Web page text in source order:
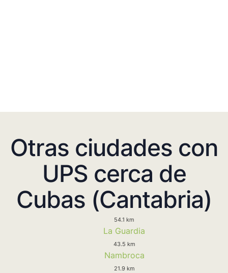
Otras ciudades con
UPS cerca de
Cubas (Cantabria)
54.1 km
La Guardia
43.5 km
Nambroca
21.9 km